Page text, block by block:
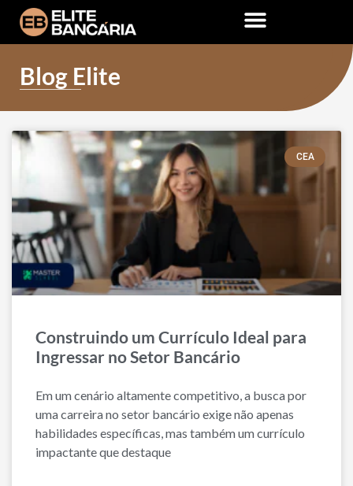
Blog Elite
CEA
Construindo um Currículo Ideal para
Ingressar no Setor Bancário
Em um cenário altamente competitivo, a busca por
uma carreira no setor bancário exige não apenas
habilidades específicas, mas também um currículo
impactante que destaque